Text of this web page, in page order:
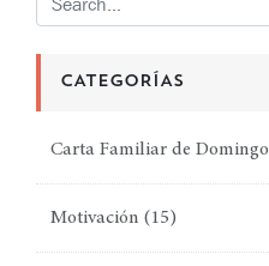
CATEGORÍAS
Carta Familiar de Domingo
Motivación (15)